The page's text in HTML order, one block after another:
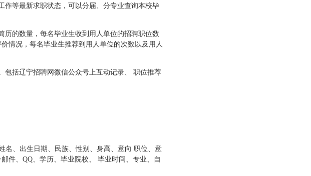
作等最新求职状态，可以分届、分专业查询本校毕
历的数量，每名毕业生收到用人单位的招聘职位数
情况，每名毕业生推荐到用人单位的次数以及用人
包括辽宁招聘网微信公众号上互动记录、 职位推荐
名、出生日期、民族、性别、身高、意向 职位、意
件、QQ、学历、毕业院校、 毕业时间、专业、自